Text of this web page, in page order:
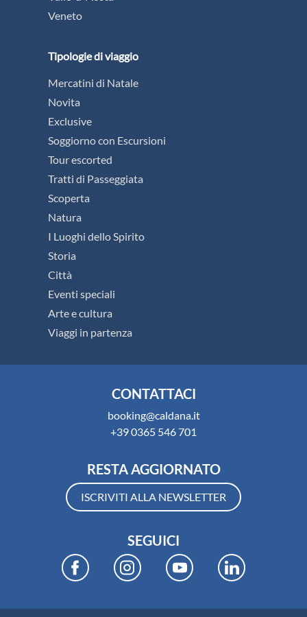
Veneto
Tipologie di viaggio
Mercatini di Natale
Novita
Exclusive
Soggiorno con Escursioni
Tour escorted
Tratti di Passeggiata
Scoperta
Natura
I Luoghi dello Spirito
Storia
Città
Eventi speciali
Arte e cultura
Viaggi in partenza
CONTATTACI
booking@caldana.it
+39 0365 546 701
RESTA AGGIORNATO
ISCRIVITI ALLA NEWSLETTER
SEGUICI